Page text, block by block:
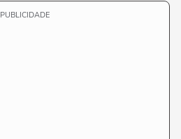
PUBLICIDADE